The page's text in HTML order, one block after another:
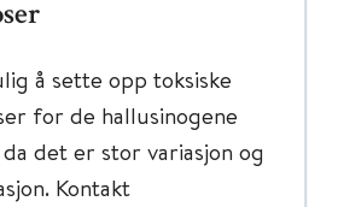
å sette opp toksiske
for de hallusinogene
det er stor variasjon og
Kontakt